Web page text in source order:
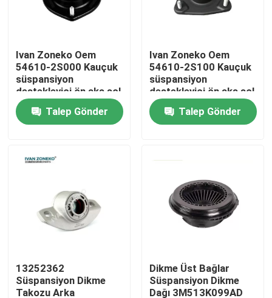
VR Gösterisi
Hakkımızda
Bize Ulaşın
vakalar
Ivan Zoneko Oem
54610-2S000 Kauçuk
süspansiyon
destekleyici ön aks sol
1 yıllık garanti
Talep Gönder
Ivan Zoneko Oem
54610-2S100 Kauçuk
süspansiyon
destekleyici ön aks sol
1 yıllık garanti
Talep Gönder
13252362
Süspansiyon Dikme
Takozu Arka
Dikme Üst Bağlar
Süspansiyon Dikme
Dağı 3M513K099AD